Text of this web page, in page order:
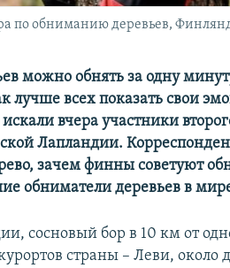
по обниманию деревьев,
можно обнять за одну
лучше всех показать свои
искали вчера участники
Лапландии.
зачем финны советуют
обниматели деревьев в
сосновый бор в 10 км от
страны – Леви, около